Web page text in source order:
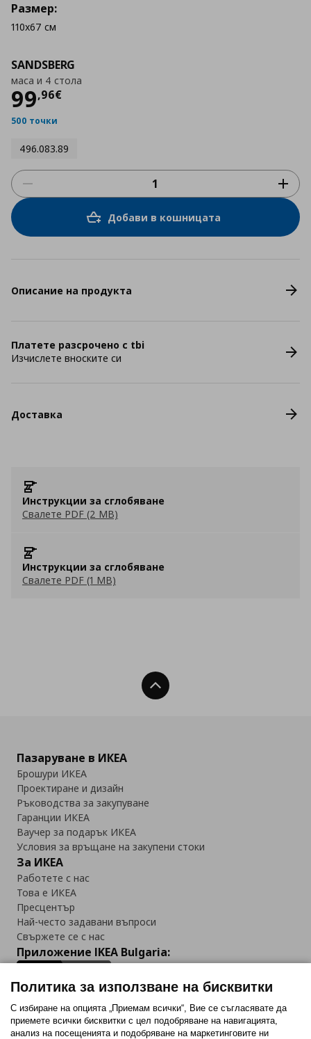
SANDSBERG
маса и 4 стола
99,96€
Цена
500 точки
496.083.89
Размер:
110x67 см
Добави в кошницата
Описание на продукта
Платете разсрочено с tbi
Изчислете вноските си
Доставка
Инструкции за сглобяване
Свалете PDF (2 MB)
Инструкции за сглобяване
Свалете PDF (1 MB)
Нагоре
Пазаруване в ИКЕА
Брошури ИКЕА
Проектиране и дизайн
Ръководства за закупуване
Гаранции ИКЕА
Ваучер за подарък ИКЕА
Условия за връщане на закупени стоки
За ИКЕА
Работете с нас
Това е ИКЕА
Пресцентър
Най-често задавани въпроси
Свържете се с нас
Приложение IKEA Bulgaria:
Последвайте ни:
Политика за използване на бисквитки
С избиране на опцията „Приемам всички“, Вие се съгласявате да
приемете всички бисквитки с цел подобряване на навигацията,
анализ на посещенията и подобряване на маркетинговите ни